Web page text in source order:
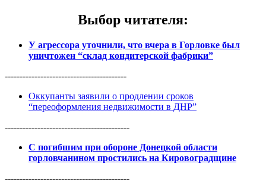
Выбор читателя:
У агрессора уточнили, что вчера в Горловке был
уничтожен “склад кондитерской фабрики”
-----------------------------------------
Оккупанты заявили о продлении сроков
“переоформления недвижимости в ДНР”
------------------------------------------
С погибшим при обороне Донецкой области
горловчанином простились на Кировоградщине
------------------------------------------